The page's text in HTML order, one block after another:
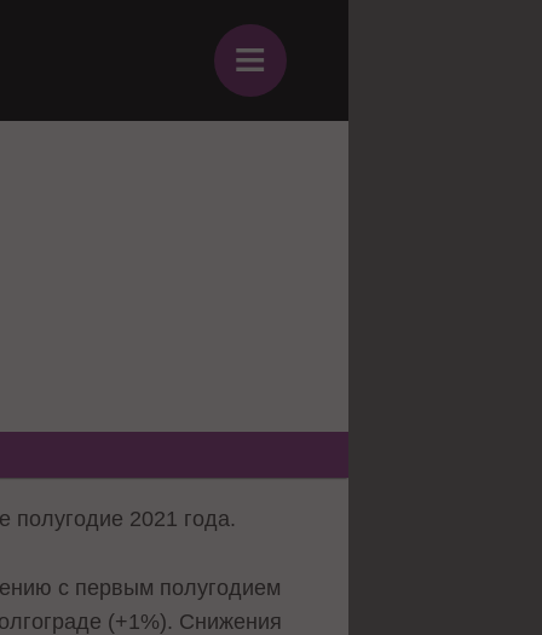
≡
полугодие 2021 года.
с первым полугодием
(+1%). Снижения